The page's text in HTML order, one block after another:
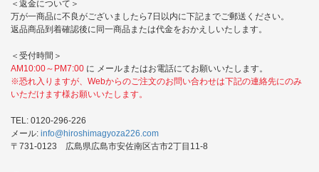
＜返金について＞
万が一商品に不良がございましたら7日以内に下記までご郵送ください。
返品商品到着確認後に同一商品または代金をおかえしいたします。
＜受付時間＞
AM10:00～PM7:00 に メールまたはお電話にてお願いいたします。
※恐れ入りますが、Webからのご注文のお問い合わせは下記の連絡先にのみ
いただけます様お願いいたします。
TEL: 0120-296-226
メール: info@hiroshimagyoza226.com
〒731-0123 広島県広島市安佐南区古市2丁目11-8